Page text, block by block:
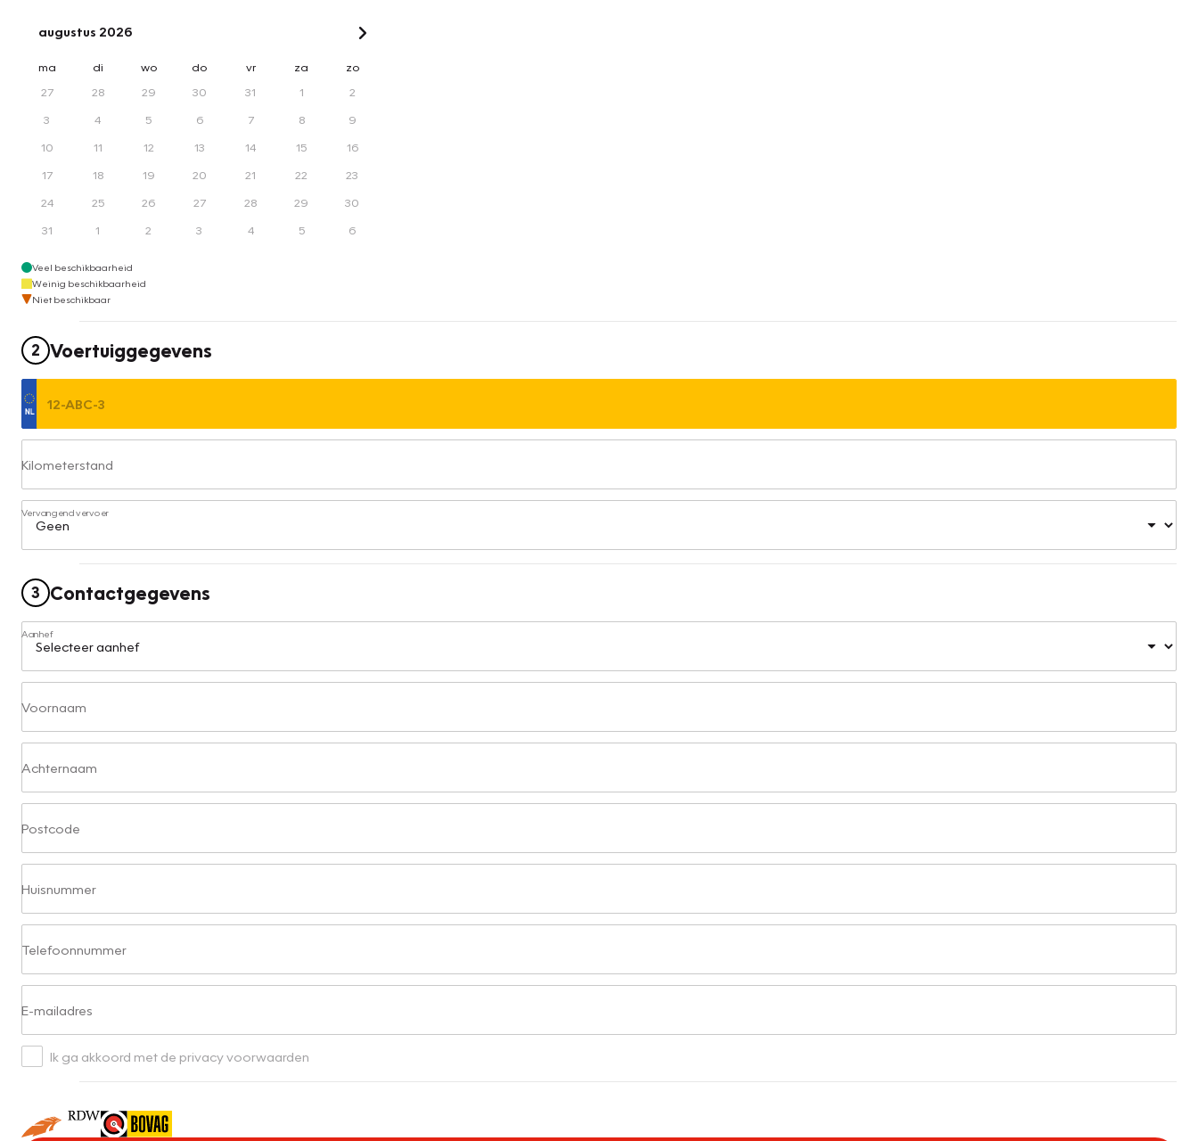
augustus 2026
ma di wo do vr za
zo
27
28 29 30 31 1
2
3
4 5 6 7 8
9
10
11 12 13 14 15
16
17
18 19 20 21 22
23
24
25 26 27 28 29
30
31
1 2 3 4 5 6
Veel beschikbaarheid
Weinig beschikbaarheid
Niet beschikbaar
2 Voertuiggegevens
Kilometerstand
Vervangend vervoer
3 Contactgegevens
Aanhef
Voornaam
Achternaam
Postcode
Huisnummer
Telefoonnummer
E-mailadres
Ik ga akkoord met de privacy voorwaarden